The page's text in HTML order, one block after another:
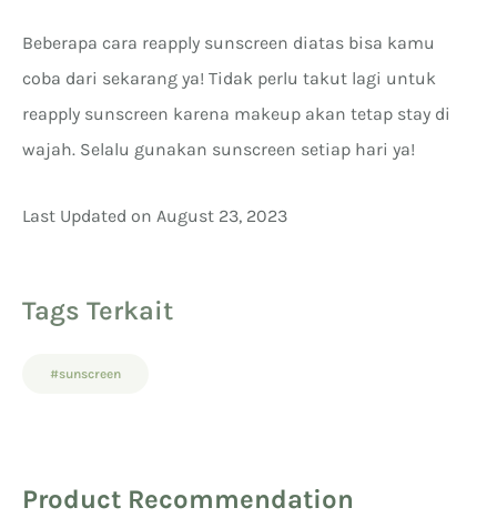
Beberapa cara reapply sunscreen diatas bisa kamu
coba dari sekarang ya! Tidak perlu takut lagi untuk
reapply sunscreen karena makeup akan tetap stay di
wajah. Selalu gunakan sunscreen setiap hari ya!
Last Updated on August 23, 2023
Tags Terkait
#sunscreen
Product Recommendation